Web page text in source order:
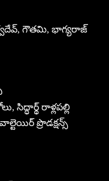
గౌతమి, భాగ్యరాజ్
సిద్ధార్థ్ రాళ్లపల్లి
ప్రొడక్షన్స్